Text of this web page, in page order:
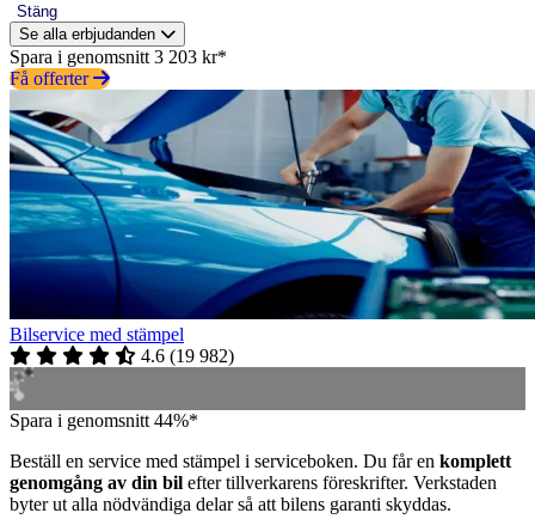
Stäng
Se alla erbjudanden
Spara i genomsnitt 3 203 kr*
Få offerter
Bilservice med stämpel
4.6 (19 982)
Spara i genomsnitt 44%*
Beställ en service med stämpel i serviceboken. Du får en komplett
genomgång av din bil efter tillverkarens föreskrifter. Verkstaden
byter ut alla nödvändiga delar så att bilens garanti skyddas.